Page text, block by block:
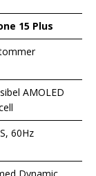
15 Plus
AMOLED
60Hz